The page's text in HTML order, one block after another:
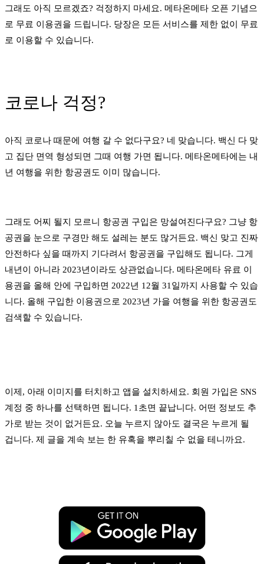
그래도 아직 모르겠죠? 걱정하지 마세요. 메타온메타 오픈 기념으
로 무료 이용권을 드립니다. 당장은 모든 서비스를 제한 없이 무료
로 이용할 수 있습니다.
코로나 걱정?
아직 코로나 때문에 여행 갈 수 없다구요? 네 맞습니다. 백신 다 맞
고 집단 면역 형성되면 그때 여행 가면 됩니다. 메타온메타에는 내
년 여행을 위한 항공권도 이미 많습니다.
그래도 어찌 될지 모르니 항공권 구입은 망설여진다구요? 그냥 항
공권을 눈으로 구경만 해도 설레는 분도 많거든요. 백신 맞고 진짜
안전하다 싶을 때까지 기다려서 항공권을 구입해도 됩니다. 그게
내년이 아니라 2023년이라도 상관없습니다. 메타온메타 유료 이
용권을 올해 안에 구입하면 2022년 12월 31일까지 사용할 수 있습
니다. 올해 구입한 이용권으로 2023년 가을 여행을 위한 항공권도
검색할 수 있습니다.
이제, 아래 이미지를 터치하고 앱을 설치하세요. 회원 가입은 SNS
계정 중 하나를 선택하면 됩니다. 1초면 끝납니다. 어떤 정보도 추
가로 받는 것이 없거든요. 오늘 누르지 않아도 결국은 누르게 될
겁니다. 제 글을 계속 보는 한 유혹을 뿌리칠 수 없을 테니까요.